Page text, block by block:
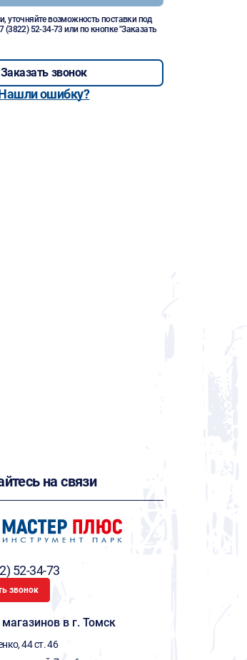
уточняйте возможность поставки под
(3822) 52-34-73 или по кнопке "Заказать
Заказать звонок
ошибку?
на связи
52-34-73
звонок
в г. Томск
44 ст. 46